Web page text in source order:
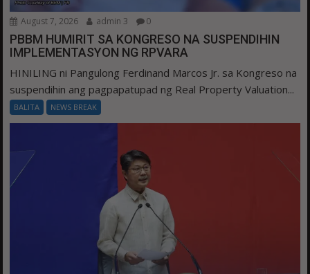
August 7, 2026 admin 3 0
PBBM HUMIRIT SA KONGRESO NA SUSPENDIHIN
IMPLEMENTASYON NG RPVARA
HINILING ni Pangulong Ferdinand Marcos Jr. sa Kongreso na
suspendihin ang pagpapatupad ng Real Property Valuation...
BALITA NEWS BREAK